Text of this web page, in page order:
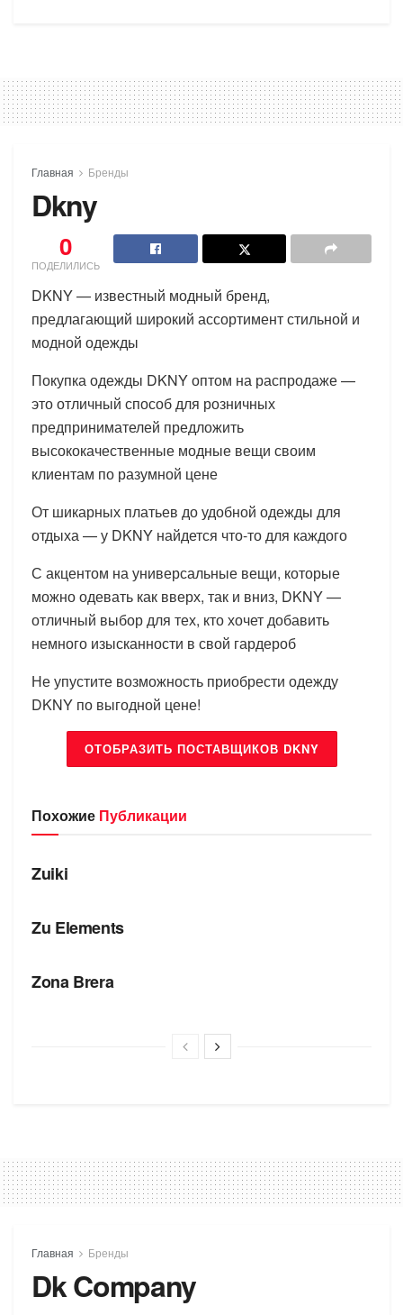
Главная Бренды
Dkny
0
ПОДЕЛИЛИСЬ
DKNY — известный модный бренд,
предлагающий широкий ассортимент стильной и
модной одежды
Покупка одежды DKNY оптом на распродаже —
это отличный способ для розничных
предпринимателей предложить
высококачественные модные вещи своим
клиентам по разумной цене
От шикарных платьев до удобной одежды для
отдыха — у DKNY найдется что-то для каждого
С акцентом на универсальные вещи, которые
можно одевать как вверх, так и вниз, DKNY —
отличный выбор для тех, кто хочет добавить
немного изысканности в свой гардероб
Не упустите возможность приобрести одежду
DKNY по выгодной цене!
ОТОБРАЗИТЬ ПОСТАВЩИКОВ DKNY
Похожие Публикации
БРЕНДЫ
Zuiki
Zu Elements
Zona Brera
Главная Бренды
Dk Company